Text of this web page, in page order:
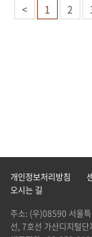
< 1 2
개인정보처리방침
오시는 길
주소: (우)08590 서울
선, 7호선 가산디지털